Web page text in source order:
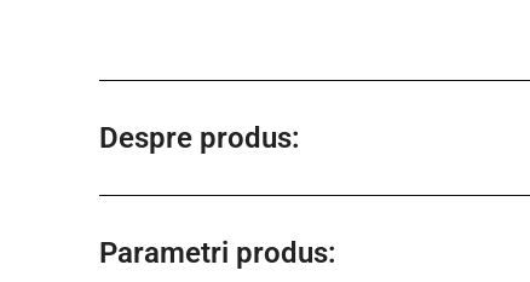
Despre produs:
Parametri produs: